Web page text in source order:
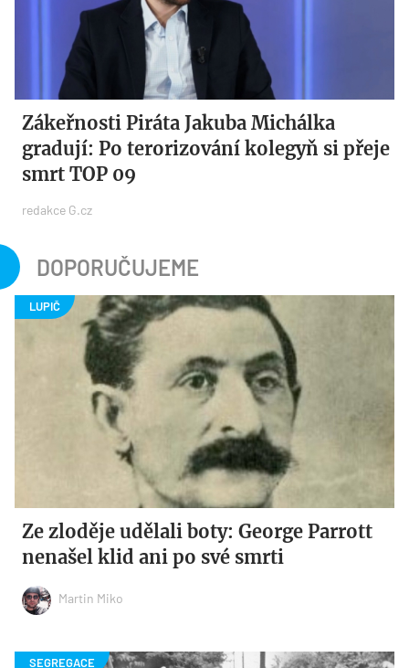
Zákeřnosti Piráta Jakuba Michálka
gradují: Po terorizování kolegyň si přeje
smrt TOP 09
redakce G.cz
DOPORUČUJEME
Ze zloděje udělali boty: George Parrott
nenašel klid ani po své smrti
Martin Miko